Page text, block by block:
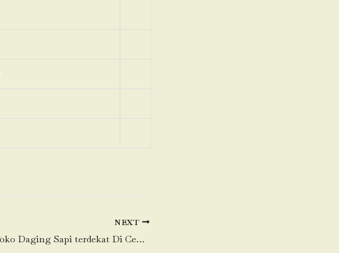
NEXT
Toko Daging Sapi terdekat Di Cempaka Putih Barat-Cempaka Putih-Jakarta Pusat